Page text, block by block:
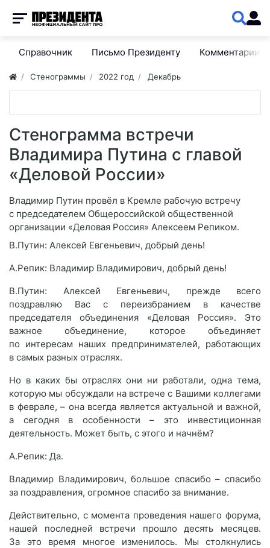
Справочник Письмо Президенту Комментарии
Стенограммы 2022 год Декабрь
Стенограмма встречи
Владимира Путина с главой
«Деловой России»
Владимир Путин провёл в Кремле рабочую встречу
с председателем Общероссийской общественной
организации «Деловая Россия» Алексеем Репиком.
В.Путин: Алексей Евгеньевич, добрый день!
А.Репик: Владимир Владимирович, добрый день!
В.Путин: Алексей Евгеньевич, прежде всего
поздравляю Вас с переизбранием в качестве
председателя объединения «Деловая Россия». Это
важное объединение, которое объединяет
по интересам наших предпринимателей, работающих
в самых разных отраслях.
Но в каких бы отраслях они ни работали, одна тема,
которую мы обсуждали на встрече с Вашими коллегами
в феврале, – она всегда является актуальной и важной,
а сегодня в особенности – это инвестиционная
деятельность. Может быть, с этого и начнём?
А.Репик: Да.
Владимир Владимирович, большое спасибо – спасибо
за поздравления, огромное спасибо за внимание.
Действительно, с момента проведения нашего форума,
нашей последней встречи прошло десять месяцев.
За это время многое изменилось. Мы столкнулись